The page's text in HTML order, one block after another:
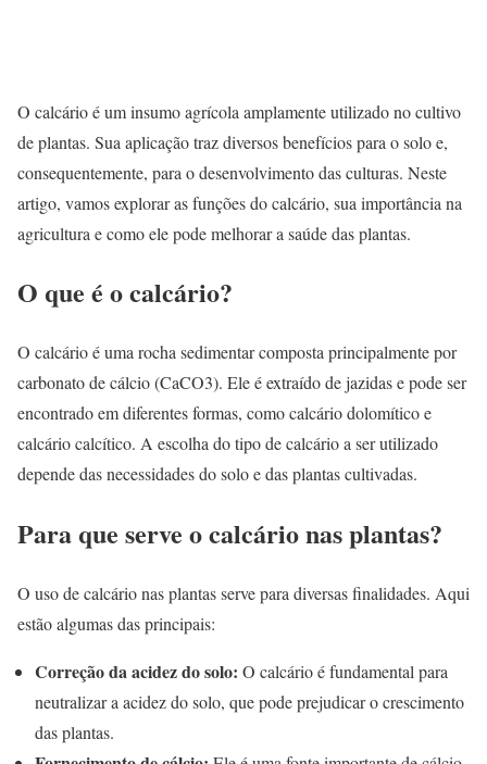
O calcário é um insumo agrícola amplamente utilizado no cultivo
de plantas. Sua aplicação traz diversos benefícios para o solo e,
consequentemente, para o desenvolvimento das culturas. Neste
artigo, vamos explorar as funções do calcário, sua importância na
agricultura e como ele pode melhorar a saúde das plantas.
O que é o calcário?
O calcário é uma rocha sedimentar composta principalmente por
carbonato de cálcio (CaCO3). Ele é extraído de jazidas e pode ser
encontrado em diferentes formas, como calcário dolomítico e
calcário calcítico. A escolha do tipo de calcário a ser utilizado
depende das necessidades do solo e das plantas cultivadas.
Para que serve o calcário nas plantas?
O uso de calcário nas plantas serve para diversas finalidades. Aqui
estão algumas das principais:
Correção da acidez do solo: O calcário é fundamental para
neutralizar a acidez do solo, que pode prejudicar o crescimento
das plantas.